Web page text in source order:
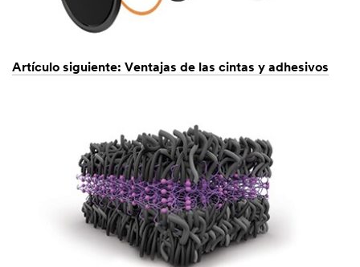
Artículo siguiente: Ventajas de las cintas y adhesivos